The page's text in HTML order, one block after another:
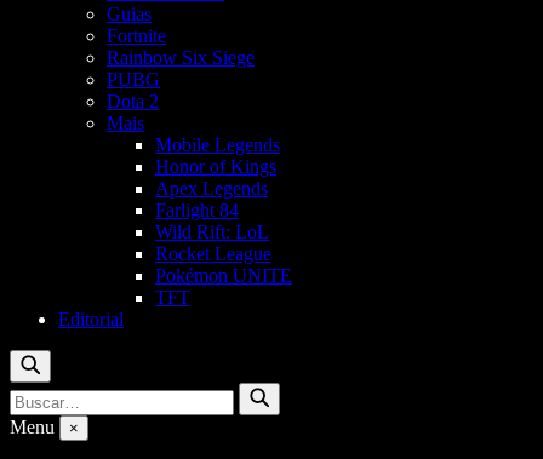
Guias
Fortnite
Rainbow Six Siege
PUBG
Dota 2
Mais
Mobile Legends
Honor of Kings
Apex Legends
Farlight 84
Wild Rift: LoL
Rocket League
Pokémon UNITE
TFT
Editorial
Buscar
Buscar
por:
Buscar
Menu ×